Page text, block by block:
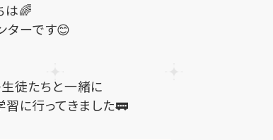
は🌈
ターです😊
徒たちと一緒に
に行ってきました🚃